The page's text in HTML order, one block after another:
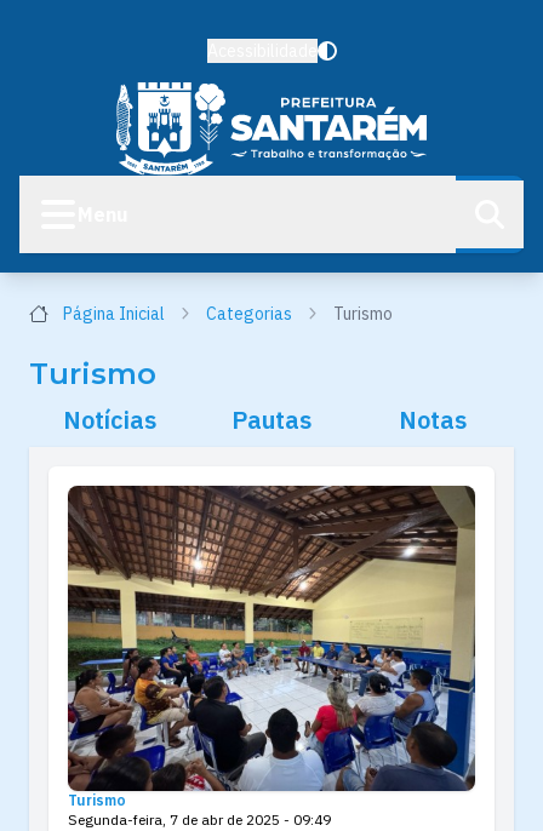
Página Inicial Categorias Turismo
Turismo
Notícias Pautas Notas
Turismo
Segunda-feira, 7 de abr de 2025 - 09:49